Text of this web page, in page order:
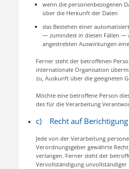
wenn die personenbezogenen
über die Herkunft der Daten
das Bestehen einer
— zumindest in diesen Fällen —
angestrebten Auswirkungen
Ferner steht der betroffenen
internationale Organisation
zu, Auskunft über die geeigneten
Möchte eine betroffene Person
des für die Verarbeitung
c) Recht auf Berichtigung
Jede von der Verarbeitung
Verordnungsgeber gewährte
verlangen. Ferner steht der
Vervollständigung